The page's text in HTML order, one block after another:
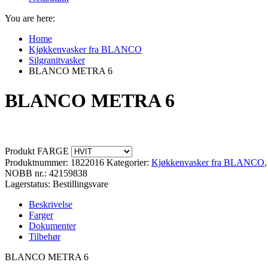
You are here:
Home
Kjøkkenvasker fra BLANCO
Silgranitvasker
BLANCO METRA 6
BLANCO METRA 6
Produkt FARGE
Produktnummer: 1822016 Kategorier: Kjøkkenvasker fra BLANCO,
NOBB nr.: 42159838
Lagerstatus: Bestillingsvare
Beskrivelse
Farger
Dokumenter
Tilbehør
BLANCO METRA 6